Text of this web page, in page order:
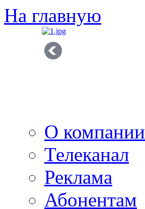
На главную
О компании
Телеканал
Реклама
Абонентам